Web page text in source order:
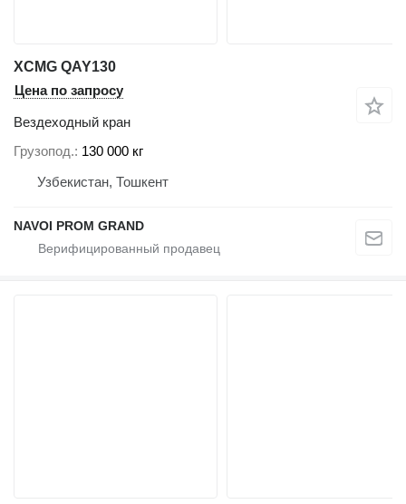
XCMG QAY130
Цена по запросу
Вездеходный кран
Грузопод. 130 000 кг
Узбекистан, Тошкент
NAVOI PROM GRAND